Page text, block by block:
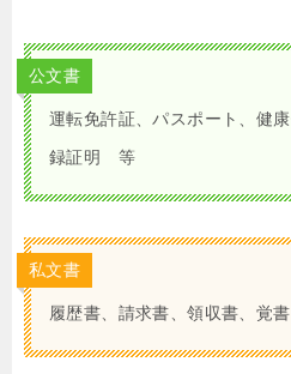
公文書
運転免許証、パスポート、健
録証明 等
私文書
履歴書、請求書、領収書、覚